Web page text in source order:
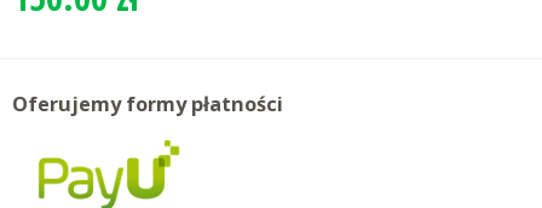
Oferujemy formy płatności